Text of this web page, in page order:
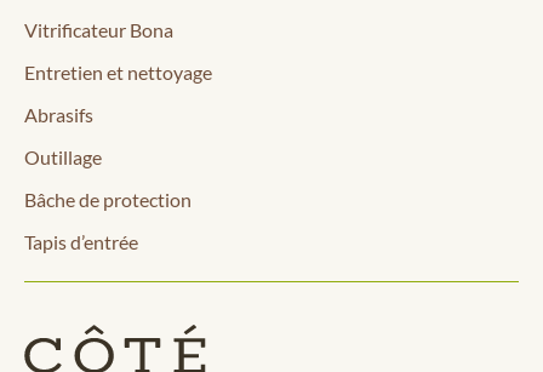
Vitrificateur Bona
Entretien et nettoyage
Abrasifs
Outillage
Bâche de protection
Tapis d’entrée